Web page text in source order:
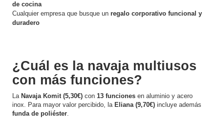
de cocina
Cualquier empresa que busque un regalo corporativo funcional y
duradero
¿Cuál es la navaja multiusos
con más funciones?
La Navaja Komit (5,30€) con 13 funciones en aluminio y acero
inox. Para mayor valor percibido, la Eliana (9,70€) incluye además
funda de poliéster.